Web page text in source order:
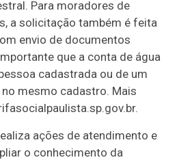
Para moradores de
a solicitação também é feita
envio de documentos
que a conta de água
cadastrada ou de um
mesmo cadastro. Mais
ações de atendimento e
o conhecimento da